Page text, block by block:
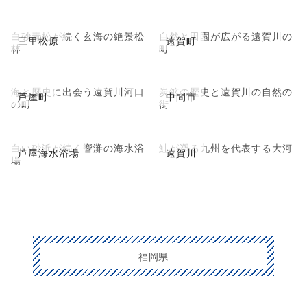
三里松原
白砂青松が続く玄海の絶景松
林
遠賀町
自然と田園が広がる遠賀川の
町
芦屋町
海と歴史に出会う遠賀川河口
の町
中間市
炭鉱の歴史と遠賀川の自然の
街
芦屋海水浴場
白い砂浜が続く響灘の海水浴
場
遠賀川
鮭が遡る九州を代表する大河
福岡県